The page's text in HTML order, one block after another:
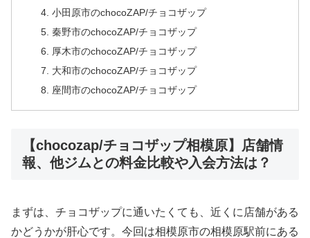
小田原市のchocoZAP/チョコザップ
秦野市のchocoZAP/チョコザップ
厚木市のchocoZAP/チョコザップ
大和市のchocoZAP/チョコザップ
座間市のchocoZAP/チョコザップ
【chocozap/チョコザップ相模原】店舗情
報、他ジムとの料金比較や入会方法は？
まずは、チョコザップに通いたくても、近くに店舗がある
かどうかが肝心です。今回は相模原市の相模原駅前にある